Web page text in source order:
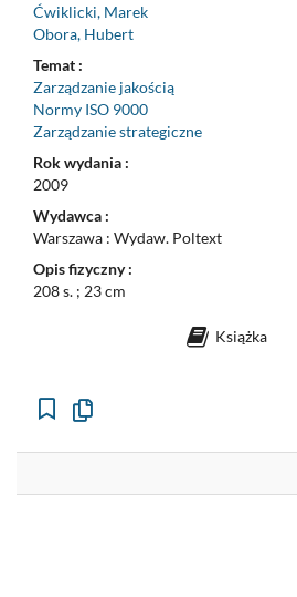
Ćwiklicki, Marek
Obora, Hubert
Temat :
Zarządzanie jakością
Normy ISO 9000
Zarządzanie strategiczne
Rok wydania :
2009
Wydawca :
Warszawa : Wydaw. Poltext
Opis fizyczny :
208 s. ; 23 cm
Książka
Kopiuj